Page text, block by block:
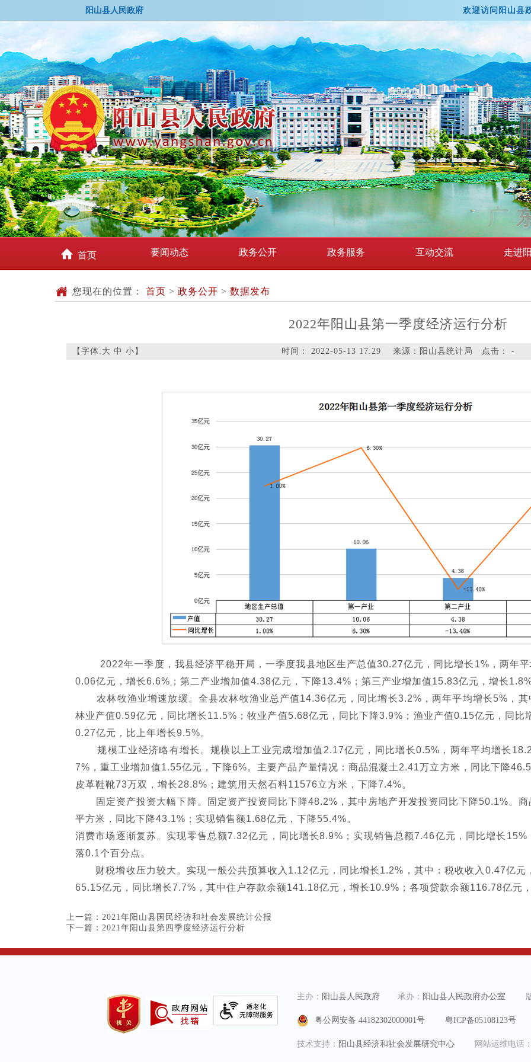
阳山县人民政府 欢迎访问阳山县
东
首页 要闻动态 政务公开 政务服务 互动交流 走进
您现在的位置： 首页 > 政务公开 > 数据发布
2022年阳山县第一季度经济运行分析
时间： 2022-05-13 17:29 来源：阳山县统计局 点击： -
【字体: 大 中 小 】
2022年一季度，我县经济平稳开局，一季度我县地区生产总值30.27亿元，同比增长1%，两年
0.06亿元，增长6.6%；第二产业增加值4.38亿元，下降13.4%；第三产业增加值15.83亿元，增长
农林牧渔业增速放缓。全县农林牧渔业总产值14.36亿元，同比增长3.2%，两年平均增长5%， 其
林业产值0.59亿元，同比增长11.5%；牧业产值5.68亿元，同比下降3.9%；渔业产值0.15亿元，同比
0.27亿元，比上年增长9.5%。
规模工业经济略有增长。规模以上工业完成增加值2.17亿元，同比增长0.5%，两年平均增长
7%，重工业增加值1.55亿元，下降6%。主要产品产量情况：商品混凝土2.41万立方米，同比下降
皮革鞋靴73万双，增长28.8%；建筑用天然石料11576立方米，下降7.4%。
固定资产投资大幅下降。固定资产投资同比下降48.2%，其中房地产开发投资同比下降50.1%。商
平方米，同比下降43.1%；实现销售额1.68亿元，下降55.4%。
消费市场逐渐复苏。实现零售总额7.32亿元，同比增长8.9%；实现销售总额7.46亿元，同比增长
落0.1个百分点。
财税增收压力较大。实现一般公共预算收入1.12亿元，同比增长1.2%，其中：税收收入0.47亿元
65.15亿元，同比增长7.7%，其中住户存款余额141.18亿元，增长10.9%；各项贷款余额116.78亿元
上一篇： 2021年阳山县国民经济和社会发展统计公报
下一篇： 2021年阳山县第四季度经济运行分析
主办： 阳山县人民政府 承办： 阳山县人民政府办公室
粤公网安备 44182302000001号 粤ICP备05108123号
技术支持： 阳山县经济和社会发展研究中心 网站运维电话